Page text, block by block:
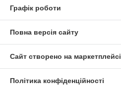
Графік роботи
Повна версія сайту
Сайт створено на маркетплейсі
Політика конфіденційності